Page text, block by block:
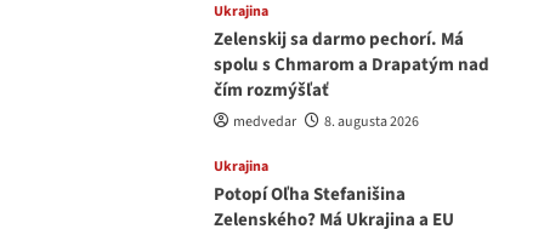
Ukrajina
Zelenskij sa darmo pechorí. Má
spolu s Chmarom a Drapatým nad
čím rozmýšľať
medvedar 8. augusta 2026
Ukrajina
Potopí Oľha Stefanišina
Zelenského? Má Ukrajina a EU